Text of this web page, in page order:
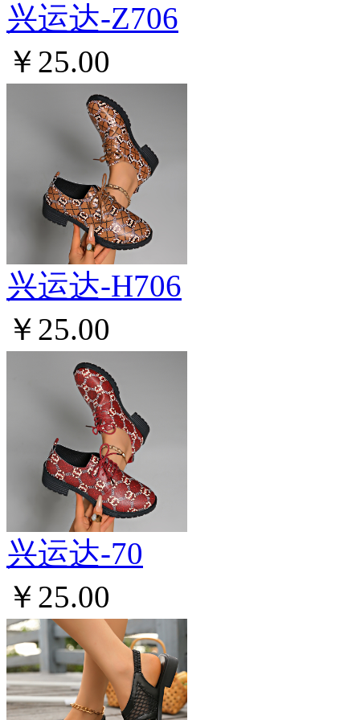
兴运达-Z706
￥25.00
兴运达-H706
￥25.00
兴运达-70
￥25.00